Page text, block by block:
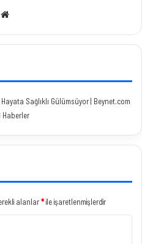
Sağlıklı Gülümsüyor | Beynet.com
Haberler
alanlar*ile işaretlenmişlerdir